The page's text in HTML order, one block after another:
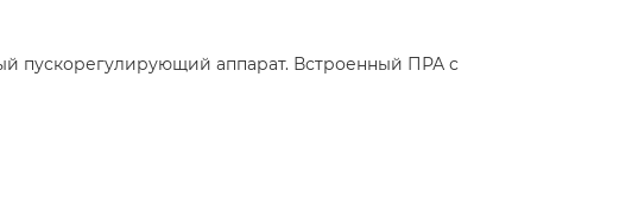
пускорегулирующий аппарат. Встроенный ПРА с